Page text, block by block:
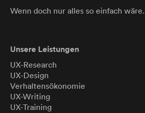
Wenn doch nur alles so einfach wäre.
Unsere Leistungen
UX-Research
UX-Design
Verhaltensökonomie
UX-Writing
UX-Training